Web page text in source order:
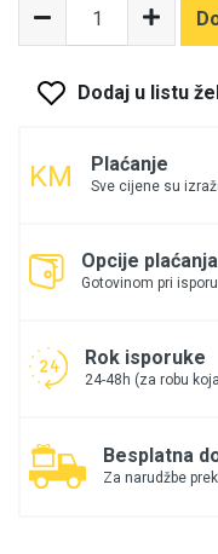
Dodaj u listu
Plaćanje
Sve cijene su
Opcije plaćanja
Gotovinom pri
Rok isporuke
24-48h (za robu
Besplatna
Za narudžbe